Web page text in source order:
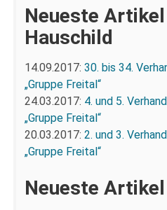
Neueste
Hauschild
14.09.2017: 30. bis 34.
„Gruppe Freital“
24.03.2017: 4. und 5.
„Gruppe Freital“
20.03.2017: 2. und 3.
„Gruppe Freital“
Neueste